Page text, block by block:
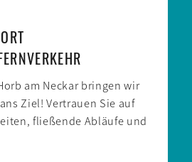
am Neckar bringen wir
Ziel! Vertrauen Sie auf
fließende Abläufe und